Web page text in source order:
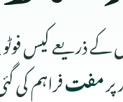
کیس فوٹو
مفتفراہم کی